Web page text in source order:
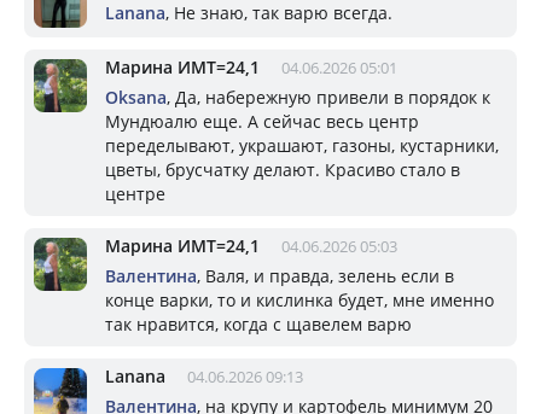
Lanana, Не знаю, так варю всегда.
Марина ИМТ=24,1 04.06.2026 05:01
Oksana, Да, набережную привели в порядок к
Мундюалю еще. А сейчас весь центр
переделывают, украшают, газоны, кустарники,
цветы, брусчатку делают. Красиво стало в
центре
Марина ИМТ=24,1 04.06.2026 05:03
Валентина, Валя, и правда, зелень если в
конце варки, то и кислинка будет, мне именно
так нравится, когда с щавелем варю
Lanana 04.06.2026 09:13
Валентина, на крупу и картофель минимум 20